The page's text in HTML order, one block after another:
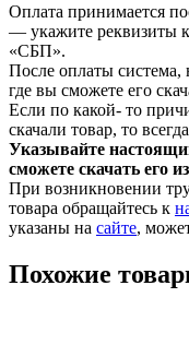
Оплата принимается
— укажите реквизиты
«СБП».
После оплаты система,
где вы сможете его
Если по какой- то
скачали товар, то
Указывайте
сможете скачать его
При возникновении
товара обращайтесь к
указаны на сайте,
Похожие